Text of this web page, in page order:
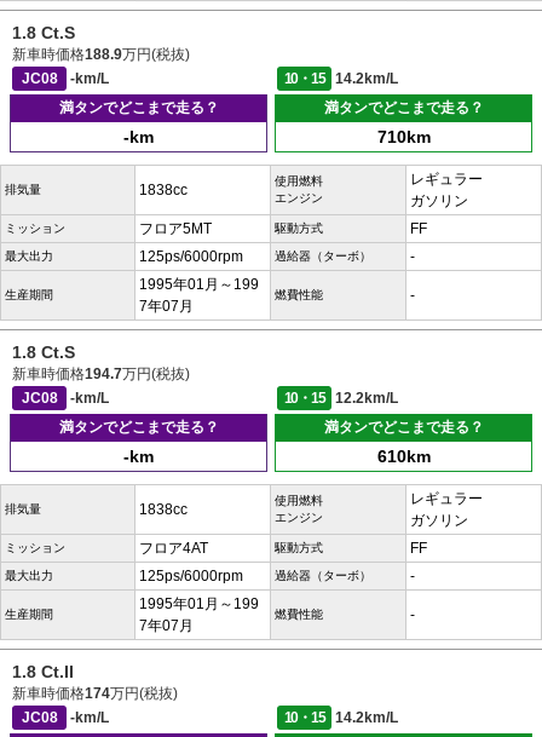
1.8 Ct.S
新車時価格188.9万円(税抜)
JC08
-km/L 10・15
14.2km/L
満タンでどこまで走る？
-km
満タンでどこまで走る？
710km
排気量 1838cc
使用燃料
エンジン
レギュラー
ガソリン
ミッション フロア5MT 駆動方式 FF
最大出力 125ps/6000rpm 過給器（ターボ） -
生産期間
1995年01月～199
7年07月
燃費性能 -
1.8 Ct.S
新車時価格194.7万円(税抜)
JC08
-km/L 10・15
12.2km/L
満タンでどこまで走る？
-km
満タンでどこまで走る？
610km
排気量 1838cc
使用燃料
エンジン
レギュラー
ガソリン
ミッション フロア4AT 駆動方式 FF
最大出力 125ps/6000rpm 過給器（ターボ） -
生産期間
1995年01月～199
7年07月
燃費性能 -
1.8 Ct.II
新車時価格174万円(税抜)
JC08
-km/L 10・15
14.2km/L